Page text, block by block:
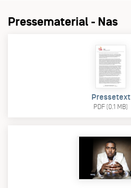
Pressematerial - Nas
Pressetext
PDF (0.1 MB)